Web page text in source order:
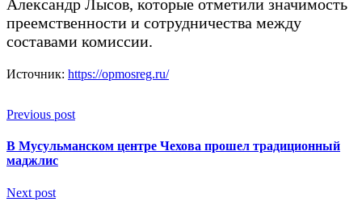
Александр Лысов, которые отметили значимость
преемственности и сотрудничества между
составами комиссии.
Источник: https://opmosreg.ru/
Previous post
В Мусульманском центре Чехова прошел традиционный
маджлис
Next post